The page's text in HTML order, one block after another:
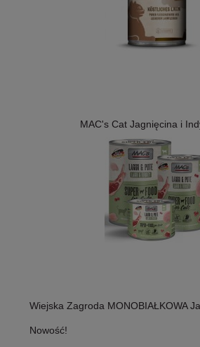
MAC's Cat Jagnięcina i
Wiejska Zagroda MONOBIAŁKOWA
Nowość!